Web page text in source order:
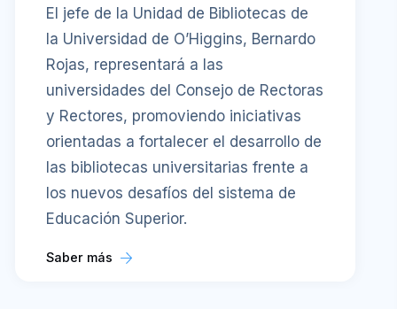
El jefe de la Unidad de Bibliotecas de
la Universidad de O’Higgins, Bernardo
Rojas, representará a las
universidades del Consejo de Rectoras
y Rectores, promoviendo iniciativas
orientadas a fortalecer el desarrollo de
las bibliotecas universitarias frente a
los nuevos desafíos del sistema de
Educación Superior.
Saber más